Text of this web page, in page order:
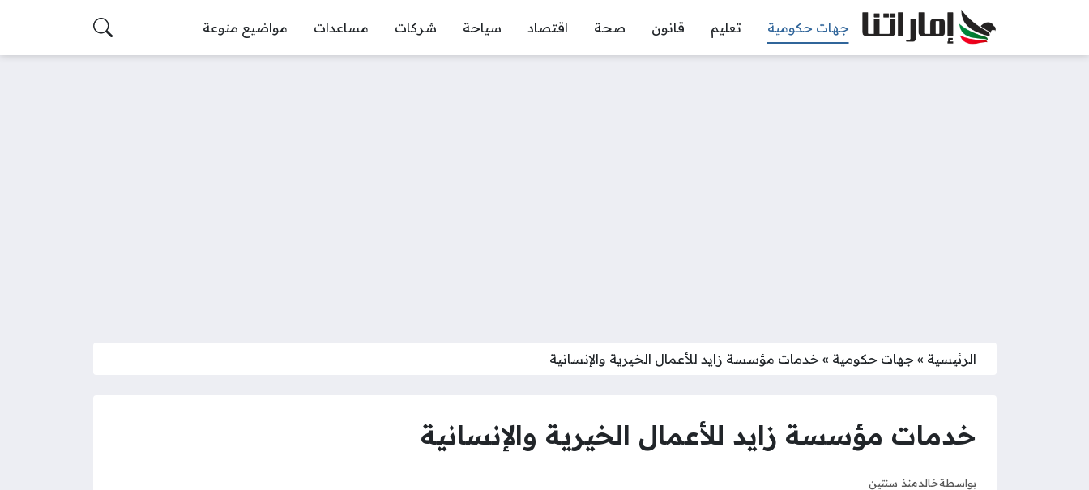
جهات حكومية تعليم قانون صحة اقتصاد سياحة شركات مساعدات مواضيع منوعة
الرئيسية » جهات حكومية » خدمات مؤسسة زايد للأعمال الخيرية والإنسانية
خدمات مؤسسة زايد للأعمال الخيرية والإنسانية
بواسطةخالدمنذ سنتين